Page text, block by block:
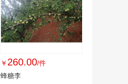
￥ 260.00/件
蜂糖李